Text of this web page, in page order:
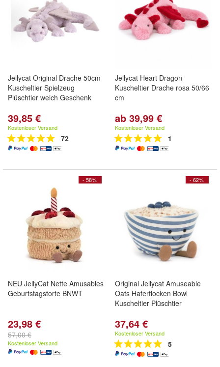
Jellycat Original Drache 50cm
Kuscheltier Spielzeug
Plüschtier weich Geschenk
39,85 €
Kostenloser Versand
72
Jellycat Heart Dragon
Kuscheltier Drache rosa 50/66
cm
ab 39,99 €
Kostenloser Versand
1
- 58%
NEU JellyCat Nette Amusables
Geburtstagstorte BNWT
23,98 €
57,00 €
Kostenloser Versand
- 62%
Original Jellycat Amuseable
Oats Haferflocken Bowl
Kuscheltier Plüschtier
37,64 €
Kostenloser Versand
5